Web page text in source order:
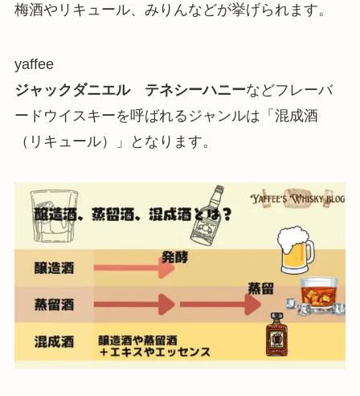
梅酒やリキュール、みりんなどが挙げられます。
yaffee
ジャックダニエル テネシーハニーなどフレーバ
ードウイスキーを呼ばれるジャンルは「混成酒
（リキュール）」となります。